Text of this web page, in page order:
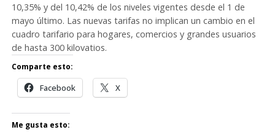
10,35% y del 10,42% de los niveles vigentes desde el 1 de
mayo último. Las nuevas tarifas no implican un cambio en el
cuadro tarifario para hogares, comercios y grandes usuarios
de hasta 300 kilovatios.
Comparte esto:
Facebook X
Me gusta esto: